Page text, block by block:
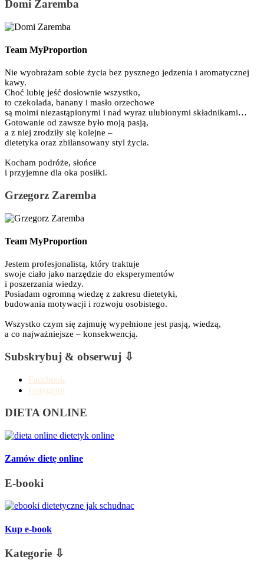
Domi Zaremba
Team MyProportion
Nie wyobrażam sobie życia bez pysznego jedzenia i aromatycznej
kawy.
Choć lubię jeść dosłownie wszystko,
to czekolada, banany i masło orzechowe
są moimi niezastąpionymi i nad wyraz ulubionymi składnikami…
Gotowanie od zawsze było moją pasją,
a z niej zrodziły się kolejne –
dietetyka oraz zbilansowany styl życia.
Kocham podróże, słońce
i przyjemne dla oka posiłki.
Grzegorz Zaremba
Team MyProportion
Jestem profesjonalistą, który traktuje
swoje ciało jako narzędzie do eksperymentów
i poszerzania wiedzy.
Posiadam ogromną wiedzę z zakresu dietetyki,
budowania motywacji i rozwoju osobistego.
Wszystko czym się zajmuję wypełnione jest pasją, wiedzą,
a co najważniejsze – konsekwencją.
Subskrybuj & obserwuj ⇩
Facebook
Instagram
DIETA ONLINE
Zamów dietę online
E-booki
Kup e-book
Kategorie ⇩